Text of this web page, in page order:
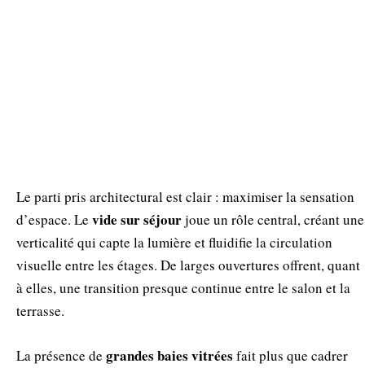
Le parti pris architectural est clair : maximiser la sensation
d’espace. Le vide sur séjourjoue un rôle central, créant une
verticalité qui capte la lumière et fluidifie la circulation
visuelle entre les étages. De larges ouvertures offrent, quant
à elles, une transition presque continue entre le salon et la
terrasse.
La présence de grandes baies vitrées fait plus que cadrer